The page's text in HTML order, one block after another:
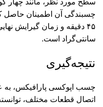
سطح مورد نظر، مانند چهار
چسبندگی آن اطمینان حاصل
سانتی‌گراد است.
نتیجه‌گیری
چسب اپوکسی پارافیکس، به
اتصال قطعات مختلف،